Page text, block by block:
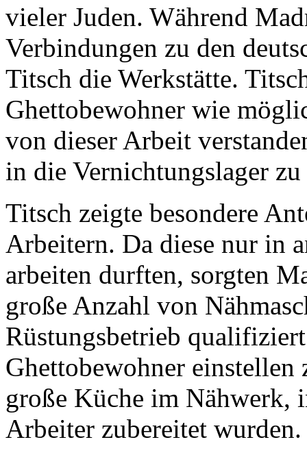
vieler Juden. Während
Verbindungen zu den
Titsch die Werkstätte.
Ghettobewohner wie
von dieser Arbeit
in die Vernichtungslager zu
Titsch zeigte besondere
Arbeitern. Da diese nur in
arbeiten durften, sorgten
große Anzahl von
Rüstungsbetrieb
Ghettobewohner
große Küche im Nähwerk,
Arbeiter zubereitet wurden.